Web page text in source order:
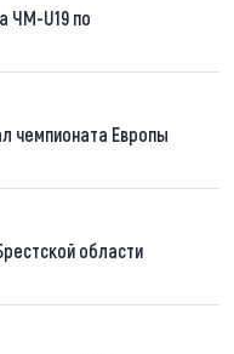
ЧМ-U19 по
чемпионата Европы
области